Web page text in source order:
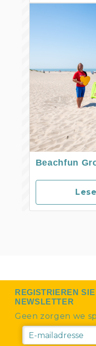
Beachfun
REGISTRIEREN
NEWSLETTER
Geen zorgen we